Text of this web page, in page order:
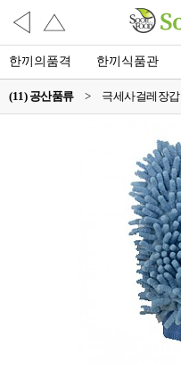
한끼의품격 한끼식품관
(11) 공산품류 > 극세사걸레장갑